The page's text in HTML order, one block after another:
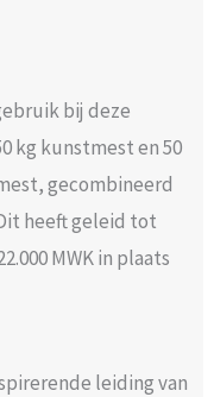
bij deze
kg kunstmest en 50
gecombineerd
heeft geleid tot
MWK in plaats
leiding van